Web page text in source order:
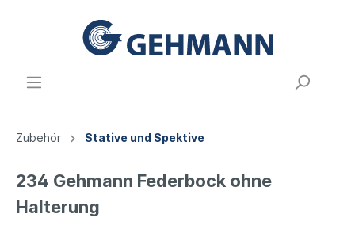
Zubehör Stative und Spektive
234 Gehmann Federbock ohne
Halterung